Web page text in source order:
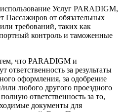
Услуг PARADIGM,
Пассажиров от обязательных
требований, таких как
контроль и таможенные
что PARADIGM и
за результаты
оформления, за одобрение
любого другого проездного
ответственность за то,
документы для